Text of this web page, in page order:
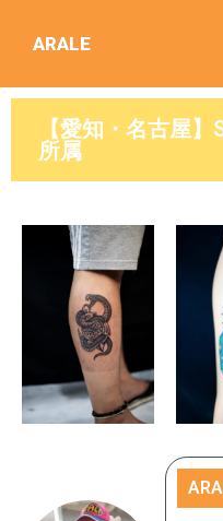
ARALE
【愛知・名古屋
所属